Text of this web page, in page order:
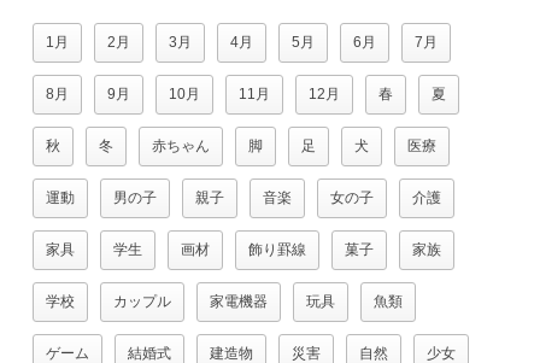
1月 2月 3月 4月 5月 6月 7月
8月 9月 10月 11月 12月 春 夏
秋 冬 赤ちゃん 脚 足 犬 医療
運動 男の子 親子 音楽 女の子 介護
家具 学生 画材 飾り罫線 菓子 家族
学校 カップル 家電機器 玩具 魚類
ゲーム 結婚式 建造物 災害 自然 少女